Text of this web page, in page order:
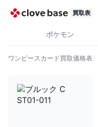
買取表
ポケモン
ワンピースカード買取価格表